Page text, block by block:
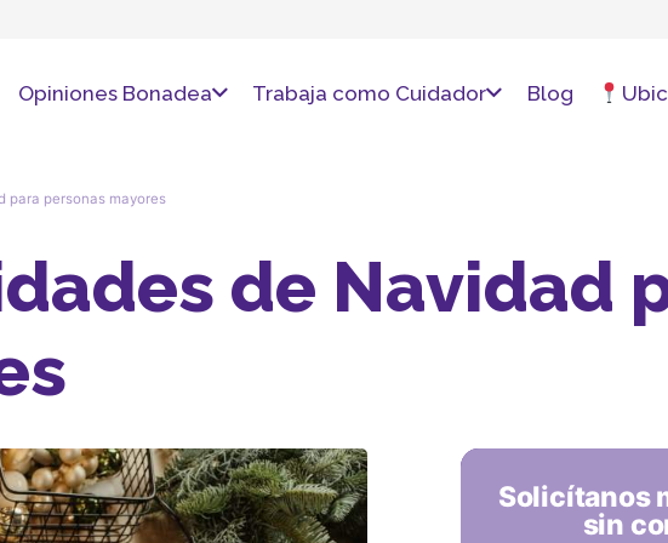
Opiniones Bonadea Trabaja como Cuidador Blog
para personas mayores
de Navidad
Solicítanos
sin